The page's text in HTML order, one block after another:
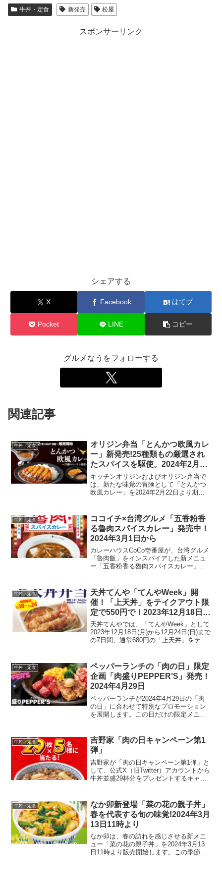
牛丼・定食 新発売 松屋
スポンサーリンク
シェアする
X Facebook はてブ
Pocket LINE コピー
グルメなうをフォローする
関連記事
牛丼・定食
オリジン弁当「とんかつ欧風カレ
ー」新発売!25種類もの厳選され
たスパイスを駆使。2024年2月22
日より
キッチンオリジンおよびオリジン弁当で
は、新たな味覚の冒険として「とんかつ
欧風カレー」を2024年2月22日より期間
し、欧風カレーの奥深い風味とバランス
の取れた味わいを実...
牛丼・定食
ココイチ×台湾グルメ「五香粉香
る魯肉スパイスカレー」発売中！
2024年3月1日から
カレーハウスCoCo壱番屋が、台湾グルメ
「魯肉飯」をインスパイアした新メニュ
ー「五香粉香る魯肉スパイスカレー」を
効いたカレーと、甘辛く煮たやわらかい
豚角煮、さら...
牛丼・定食
天丼てんや「てんやWeek」開
催！「上天丼」をテイクアウト限
定で550円で！2023年12月18日
(月)から12月24日(日)まで
天丼てんやでは、「てんやWeek」として
2023年12月18日(月)から12月24日(日)まで
の7日間、通常680円の「上天丼」をテイ
当」には、海老2本、れんこん、...
牛丼・定食
ペッパーランチの「肉の日」限定
企画「肉盛りPEPPER’S」発売！
2024年4月29日
ペッパーランチが2024年4月29日の「肉
の日」に合わせて特別なプロモーション
を展開します。この日だけの限定メニュ
らない、この日限りの特別な機会をお見
逃しなく。製...
牛丼・定食
吉野家「肉の日キャンペーン第1
弾」
吉野家が「肉の日キャンペーン第1弾」と
して、公式X（旧Twitter）アカウントから
牛丼並盛29杯分をプレゼントするキャン
ご試食券」29枚が提供されます。応募方
法吉野...
牛丼・定食
なか卯新登場「菜の花の親子丼」
春を代表する旬の味覚!2024年3月
13日11時より
なか卯は、春の訪れを感じさせる新メニ
ュー「菜の花の親子丼」を2024年3月13
日11時より販売開始します。この季節限